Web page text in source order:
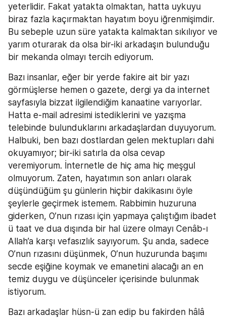
yeterlidir. Fakat yatakta olmaktan, hatta uykuyu
biraz fazla kaçırmaktan hayatım boyu iğrenmişimdir.
Bu sebeple uzun süre yatakta kalmaktan sıkılıyor ve
yarım oturarak da olsa bir-iki arkadaşın bulunduğu
bir mekanda olmayı tercih ediyorum.
Bazı insanlar, eğer bir yerde fakire ait bir yazı
görmüşlerse hemen o gazete, dergi ya da internet
sayfasıyla bizzat ilgilendiğim kanaatine varıyorlar.
Hatta e-mail adresimi istediklerini ve yazışma
telebinde bulunduklarını arkadaşlardan duyuyorum.
Halbuki, ben bazı dostlardan gelen mektupları dahi
okuyamıyor; bir-iki satırla da olsa cevap
veremiyorum. İnternetle de hiç ama hiç meşgul
olmuyorum. Zaten, hayatımın son anları olarak
düşündüğüm şu günlerin hiçbir dakikasını öyle
şeylerle geçirmek istemem. Rabbimin huzuruna
giderken, O’nun rızası için yapmaya çalıştığım ibadet
ü taat ve dua dışında bir hal üzere olmayı Cenâb-ı
Allah’a karşı vefasızlık sayıyorum. Şu anda, sadece
O’nun rızasını düşünmek, O’nun huzurunda başımı
secde eşiğine koymak ve emanetini alacağı an en
temiz duygu ve düşünceler içerisinde bulunmak
istiyorum.
Bazı arkadaşlar hüsn-ü zan edip bu fakirden hâlâ